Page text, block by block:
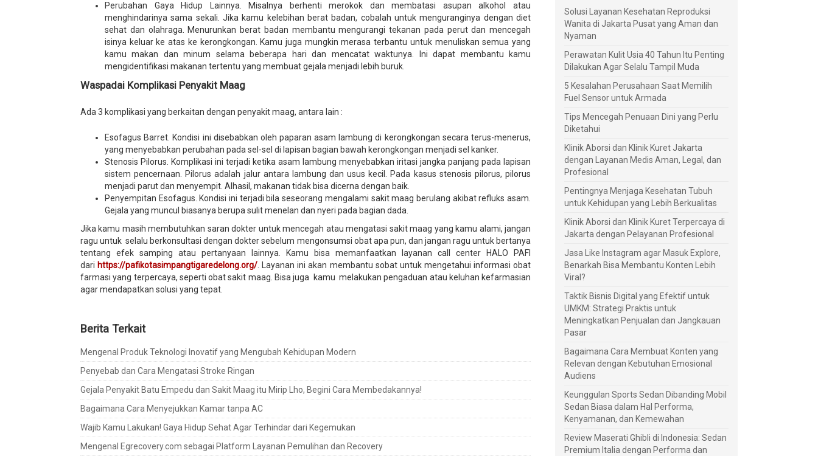
Perubahan Gaya Hidup Lainnya. Misalnya berhenti merokok dan membatasi asupan alkohol atau
menghindarinya sama sekali. Jika kamu kelebihan berat badan, cobalah untuk menguranginya dengan diet
sehat dan olahraga. Menurunkan berat badan membantu mengurangi tekanan pada perut dan mencegah
isinya keluar ke atas ke kerongkongan. Kamu juga mungkin merasa terbantu untuk menuliskan semua yang
kamu makan dan minum selama beberapa hari dan mencatat waktunya. Ini dapat membantu kamu
mengidentifikasi makanan tertentu yang membuat gejala menjadi lebih buruk.
Waspadai Komplikasi Penyakit Maag
Ada 3 komplikasi yang berkaitan dengan penyakit maag, antara lain :
Esofagus Barret. Kondisi ini disebabkan oleh paparan asam lambung di kerongkongan secara terus-menerus,
yang menyebabkan perubahan pada sel-sel di lapisan bagian bawah kerongkongan menjadi sel kanker.
Stenosis Pilorus. Komplikasi ini terjadi ketika asam lambung menyebabkan iritasi jangka panjang pada lapisan
sistem pencernaan. Pilorus adalah jalur antara lambung dan usus kecil. Pada kasus stenosis pilorus, pilorus
menjadi parut dan menyempit. Alhasil, makanan tidak bisa dicerna dengan baik.
Penyempitan Esofagus. Kondisi ini terjadi bila seseorang mengalami sakit maag berulang akibat refluks asam.
Gejala yang muncul biasanya berupa sulit menelan dan nyeri pada bagian dada.
Jika kamu masih membutuhkan saran dokter untuk mencegah atau mengatasi sakit maag yang kamu alami, jangan
ragu untuk selalu berkonsultasi dengan dokter sebelum mengonsumsi obat apa pun, dan jangan ragu untuk bertanya
tentang efek samping atau pertanyaan lainnya. Kamu bisa memanfaatkan layanan call center HALO PAFI
dari https://pafikotasimpangtigaredelong.org/ . Layanan ini akan membantu sobat untuk mengetahui informasi obat
farmasi yang terpercaya, seperti obat sakit maag. Bisa juga kamu melakukan pengaduan atau keluhan kefarmasian
agar mendapatkan solusi yang tepat.
Berita Terkait
Mengenal Produk Teknologi Inovatif yang Mengubah Kehidupan Modern
Penyebab dan Cara Mengatasi Stroke Ringan
Gejala Penyakit Batu Empedu dan Sakit Maag itu Mirip Lho, Begini Cara Membedakannya!
Bagaimana Cara Menyejukkan Kamar tanpa AC
Wajib Kamu Lakukan! Gaya Hidup Sehat Agar Terhindar dari Kegemukan
Mengenal Egrecovery.com sebagai Platform Layanan Pemulihan dan Recovery
Solusi Layanan Kesehatan Reproduksi
Wanita di Jakarta Pusat yang Aman dan
Nyaman
Perawatan Kulit Usia 40 Tahun Itu Penting
Dilakukan Agar Selalu Tampil Muda
5 Kesalahan Perusahaan Saat Memilih
Fuel Sensor untuk Armada
Tips Mencegah Penuaan Dini yang Perlu
Diketahui
Klinik Aborsi dan Klinik Kuret Jakarta
dengan Layanan Medis Aman, Legal, dan
Profesional
Pentingnya Menjaga Kesehatan Tubuh
untuk Kehidupan yang Lebih Berkualitas
Klinik Aborsi dan Klinik Kuret Terpercaya di
Jakarta dengan Pelayanan Profesional
Jasa Like Instagram agar Masuk Explore,
Benarkah Bisa Membantu Konten Lebih
Viral?
Taktik Bisnis Digital yang Efektif untuk
UMKM: Strategi Praktis untuk
Meningkatkan Penjualan dan Jangkauan
Pasar
Bagaimana Cara Membuat Konten yang
Relevan dengan Kebutuhan Emosional
Audiens
Keunggulan Sports Sedan Dibanding Mobil
Sedan Biasa dalam Hal Performa,
Kenyamanan, dan Kemewahan
Review Maserati Ghibli di Indonesia: Sedan
Premium Italia dengan Performa dan